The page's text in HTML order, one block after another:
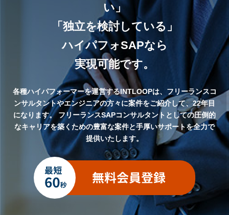
い」
「独立を検討している」
ハイパフォSAPなら
実現可能です。
各種ハイパフォーマーを運営するINTLOOPは、フリーランスコ
ンサルタントやエンジニアの方々に案件をご紹介して、22年目
になります。フリーランスSAPコンサルタントとしての圧倒的
なキャリアを築くための豊富な案件と手厚いサポートを全力で
提供いたします。